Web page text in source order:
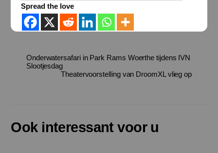
Spread the love
Onderwatersafari in Park Rams Woerthe tijdens IVN
Slootjesdag
Theatervoorstelling van DroomXL vlieg op
Ook interessant voor u